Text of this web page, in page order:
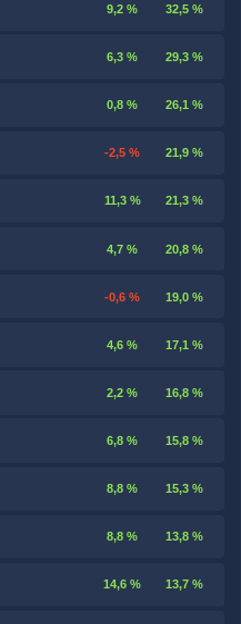
9,2 % 32,5 %
6,3 % 29,3 %
0,8 % 26,1 %
-2,5 % 21,9 %
11,3 % 21,3 %
4,7 % 20,8 %
-0,6 % 19,0 %
4,6 % 17,1 %
2,2 % 16,8 %
6,8 % 15,8 %
8,8 % 15,3 %
8,8 % 13,8 %
14,6 % 13,7 %